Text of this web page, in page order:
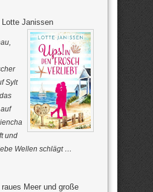
Lotte Janissen
Sylt
und
Wellen schlägt …
Meer und große